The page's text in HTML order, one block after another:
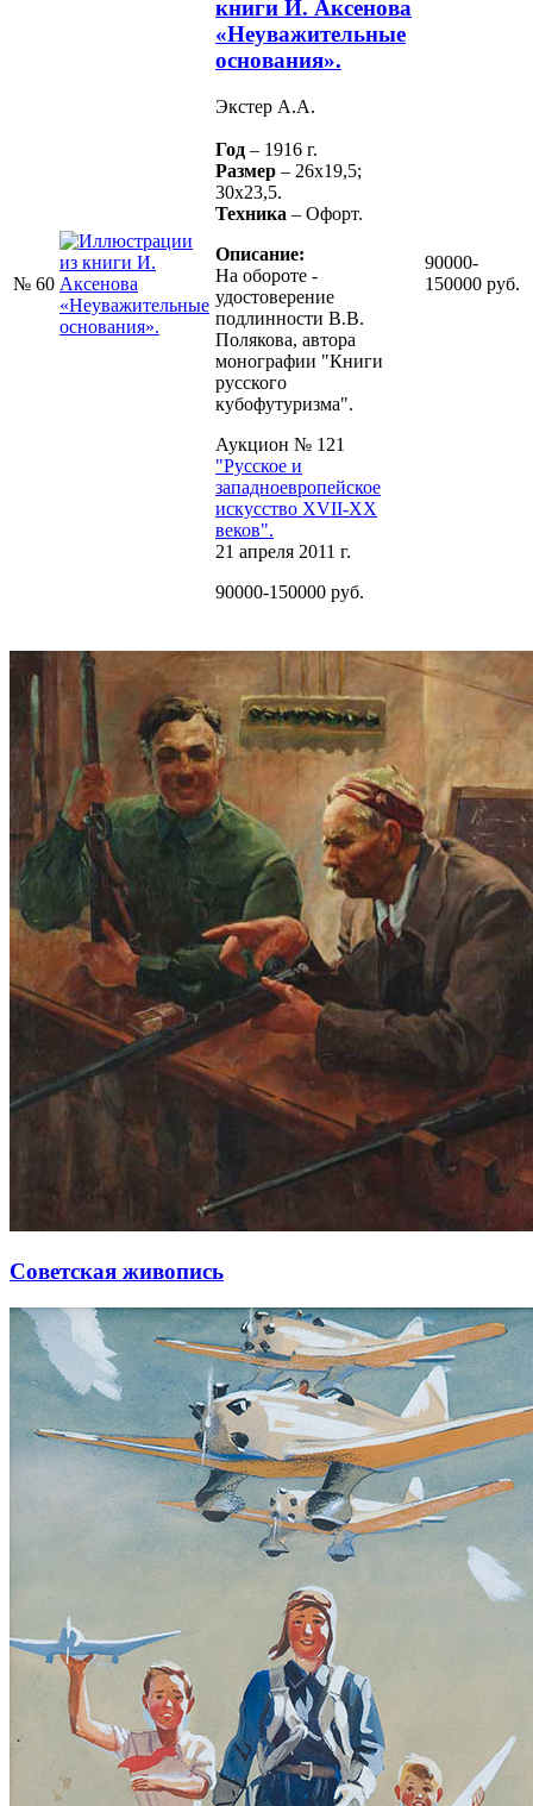
№ 60
книги И. Аксенова
«Неуважительные
основания».
Экстер А.А.
Год – 1916 г.
Размер – 26х19,5;
30х23,5.
Техника – Офорт.
Описание:
На обороте -
удостоверение
подлинности В.В.
Полякова, автора
монографии "Книги
русского
кубофутуризма".
Аукцион № 121
"Русское и
западноевропейское
искусство XVII-XX
веков".
21 апреля 2011 г.
90000-150000 руб.
90000-
150000 руб.
Советская живопись